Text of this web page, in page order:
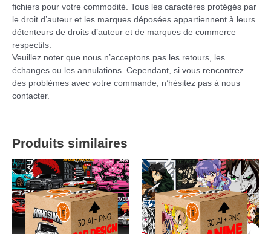
fichiers pour votre commodité. Tous les caractères protégés par
le droit d’auteur et les marques déposées appartiennent à leurs
détenteurs de droits d’auteur et de marques de commerce
respectifs.
Veuillez noter que nous n’acceptons pas les retours, les
échanges ou les annulations. Cependant, si vous rencontrez
des problèmes avec votre commande, n’hésitez pas à nous
contacter.
Produits similaires